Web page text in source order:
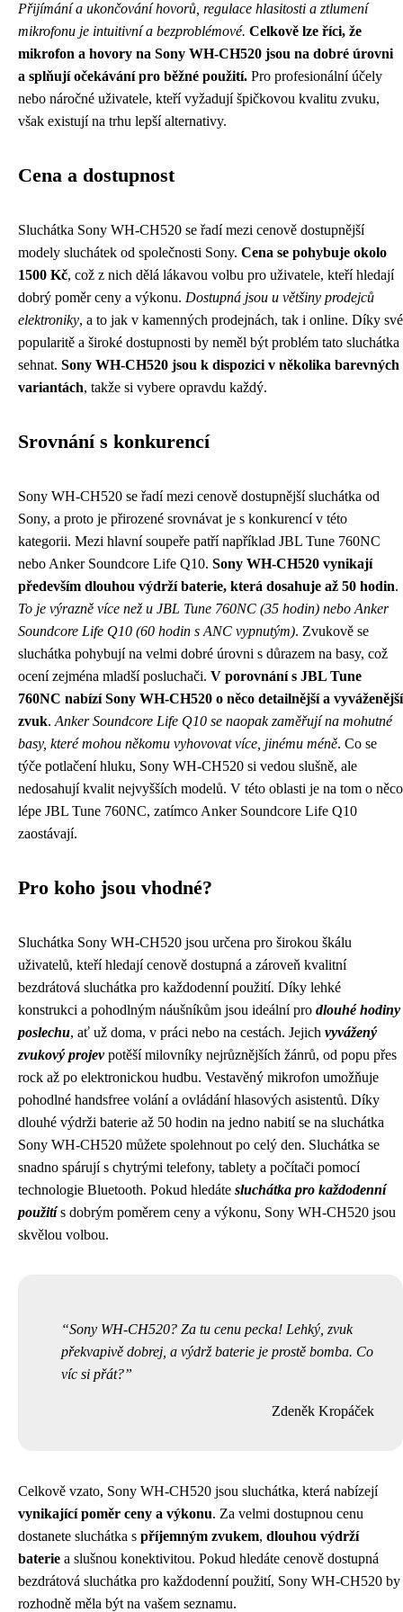
Přijímání a ukončování hovorů, regulace hlasitosti a ztlumení
mikrofonu je intuitivní a bezproblémové. Celkově lze říci, že
mikrofon a hovory na Sony WH-CH520 jsou na dobré úrovni
a splňují očekávání pro běžné použití. Pro profesionální účely
nebo náročné uživatele, kteří vyžadují špičkovou kvalitu zvuku,
však existují na trhu lepší alternativy.
Cena a dostupnost
Sluchátka Sony WH-CH520 se řadí mezi cenově dostupnější
modely sluchátek od společnosti Sony. Cena se pohybuje okolo
1500 Kč, což z nich dělá lákavou volbu pro uživatele, kteří hledají
dobrý poměr ceny a výkonu. Dostupná jsou u většiny prodejců
elektroniky, a to jak v kamenných prodejnách, tak i online. Díky své
popularitě a široké dostupnosti by neměl být problém tato sluchátka
sehnat. Sony WH-CH520 jsou k dispozici v několika barevných
variantách, takže si vybere opravdu každý.
Srovnání s konkurencí
Sony WH-CH520 se řadí mezi cenově dostupnější sluchátka od
Sony, a proto je přirozené srovnávat je s konkurencí v této
kategorii. Mezi hlavní soupeře patří například JBL Tune 760NC
nebo Anker Soundcore Life Q10. Sony WH-CH520 vynikají
především dlouhou výdrží baterie, která dosahuje až 50 hodin.
To je výrazně více než u JBL Tune 760NC (35 hodin) nebo Anker
Soundcore Life Q10 (60 hodin s ANC vypnutým). Zvukově se
sluchátka pohybují na velmi dobré úrovni s důrazem na basy, což
ocení zejména mladší posluchači. V porovnání s JBL Tune
760NC nabízí Sony WH-CH520 o něco detailnější a vyváženější
zvuk. Anker Soundcore Life Q10 se naopak zaměřují na mohutné
basy, které mohou někomu vyhovovat více, jinému méně. Co se
týče potlačení hluku, Sony WH-CH520 si vedou slušně, ale
nedosahují kvalit nejvyšších modelů. V této oblasti je na tom o něco
lépe JBL Tune 760NC, zatímco Anker Soundcore Life Q10
zaostávají.
Pro koho jsou vhodné?
Sluchátka Sony WH-CH520 jsou určena pro širokou škálu
uživatelů, kteří hledají cenově dostupná a zároveň kvalitní
bezdrátová sluchátka pro každodenní použití. Díky lehké
konstrukci a pohodlným náušníkům jsou ideální pro dlouhé hodiny
poslechu, ať už doma, v práci nebo na cestách. Jejich vyvážený
zvukový projevpotěší milovníky nejrůznějších žánrů, od popu přes
rock až po elektronickou hudbu. Vestavěný mikrofon umožňuje
pohodlné handsfree volání a ovládání hlasových asistentů. Díky
dlouhé výdrži baterie až 50 hodin na jedno nabití se na sluchátka
Sony WH-CH520 můžete spolehnout po celý den. Sluchátka se
snadno spárují s chytrými telefony, tablety a počítači pomocí
technologie Bluetooth. Pokud hledáte sluchátka pro každodenní
použitís dobrým poměrem ceny a výkonu, Sony WH-CH520 jsou
skvělou volbou.
Sony WH-CH520? Za tu cenu pecka! Lehký, zvuk
překvapivě dobrej, a výdrž baterie je prostě bomba. Co
víc si přát?
Zdeněk Kropáček
Celkově vzato, Sony WH-CH520 jsou sluchátka, která nabízejí
vynikající poměr ceny a výkonu. Za velmi dostupnou cenu
dostanete sluchátka s příjemným zvukem, dlouhou výdrží
baterie a slušnou konektivitou. Pokud hledáte cenově dostupná
bezdrátová sluchátka pro každodenní použití, Sony WH-CH520 by
rozhodně měla být na vašem seznamu.